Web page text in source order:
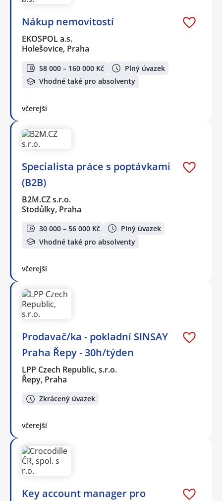
Nákup nemovitostí
EKOSPOL a.s.
Holešovice, Praha
58 000 – 160 000 Kč
Plný úvazek
Vhodné také pro absolventy
včerejší
Specialista práce s poptávkami
(B2B)
B2M.CZ s.r.o.
Stodůlky, Praha
30 000 – 56 000 Kč
Plný úvazek
Vhodné také pro absolventy
včerejší
Prodavač/ka - pokladní SINSAY
Praha Řepy - 30h/týden
LPP Czech Republic, s.r.o.
Řepy, Praha
Zkrácený úvazek
včerejší
Key account manager pro